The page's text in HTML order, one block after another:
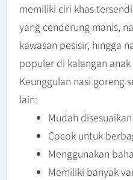
memiliki ciri khas
yang cenderung manis,
kawasan pesisir, hingga
populer di kalangan anak
Keunggulan nasi goreng
lain:
Mudah
Cocok untuk
Menggunakan
Memiliki banyak